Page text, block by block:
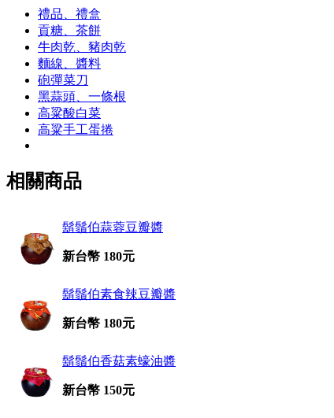
禮品、禮盒
貢糖、茶餅
牛肉乾、豬肉乾
麵線、醬料
砲彈菜刀
黑蒜頭、一條根
高粱酸白菜
高粱手工蛋捲
相關商品
鬍鬚伯蒜蓉豆瓣醬
新台幣 180元
鬍鬚伯素食辣豆瓣醬
新台幣 180元
鬍鬚伯香菇素蠔油醬
新台幣 150元